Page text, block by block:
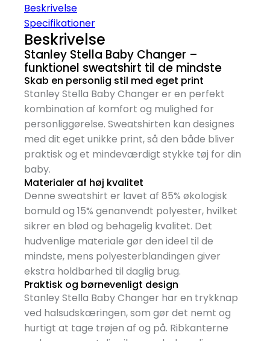
Beskrivelse
Specifikationer
Beskrivelse
Stanley Stella Baby Changer –
funktionel sweatshirt til de mindste
Skab en personlig stil med eget print
Stanley Stella Baby Changer er en perfekt
kombination af komfort og mulighed for
personliggørelse. Sweatshirten kan designes
med dit eget unikke print, så den både bliver
praktisk og et mindeværdigt stykke tøj for din
baby.
Materialer af høj kvalitet
Denne sweatshirt er lavet af 85% økologisk
bomuld og 15% genanvendt polyester, hvilket
sikrer en blød og behagelig kvalitet. Det
hudvenlige materiale gør den ideel til de
mindste, mens polyesterblandingen giver
ekstra holdbarhed til daglig brug.
Praktisk og børnevenligt design
Stanley Stella Baby Changer har en trykknap
ved halsudskæringen, som gør det nemt og
hurtigt at tage trøjen af og på. Ribkanterne